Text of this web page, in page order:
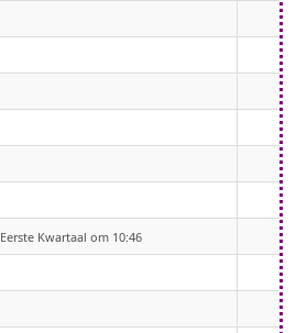
Eerste Kwartaal om 10:46